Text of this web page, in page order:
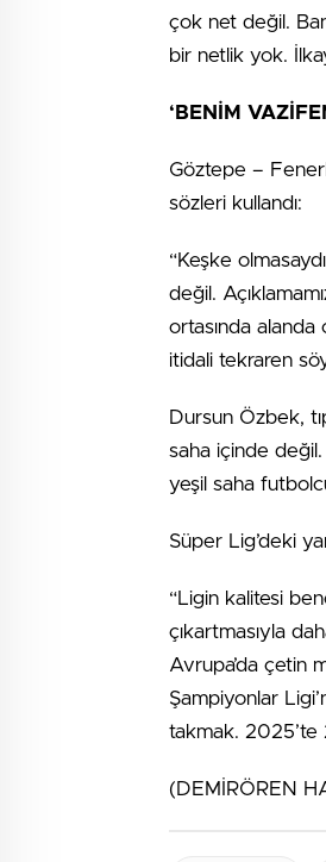
çok net değil.
bir netlik yok.
‘BENİM
Göztepe –
sözleri kullandı:
“Keşke
değil.
ortasında alanda
itidali tekraren
Dursun Özbek,
saha içinde değil.
yeşil saha
Süper Lig’deki
“Ligin kalitesi
çıkartmasıyla
Avrupa’da çetin
Şampiyonlar
takmak. 2025’te
(DEMİRÖREN